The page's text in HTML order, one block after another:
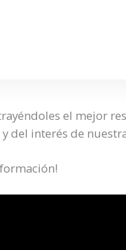
el mejor
del interés de